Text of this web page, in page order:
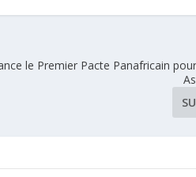
le Premier Pacte Panafricain